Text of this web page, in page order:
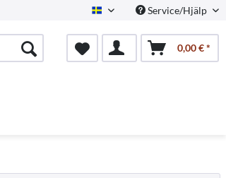
Swedish Service/Hjälp
0,00 € *